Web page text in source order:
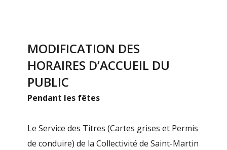
MODIFICATION DES
HORAIRES D’ACCUEIL DU
PUBLIC
Pendant les fêtes
Le Service des Titres (Cartes grises et Permis
de conduire) de la Collectivité de Saint-Martin